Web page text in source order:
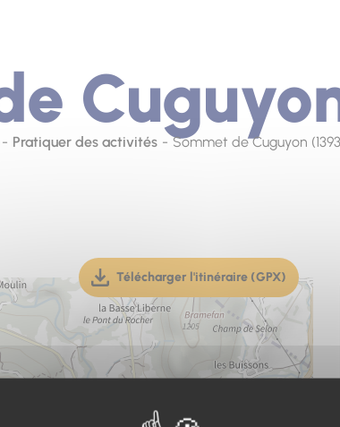
Pratiquer des activités Sommet de Cuguyon
Télécharger l'itinéraire (GPX)
(téléchargement,